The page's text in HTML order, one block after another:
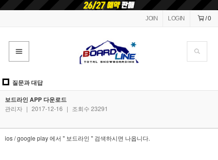
/0
LOGIN
JOIN
질문과 대답
보드라인 APP 다운로드
관리자 | 2017-12-16 | 조회수 23291
ios / google play 에서 " 보드라인 " 검색하시면 나옵니다.